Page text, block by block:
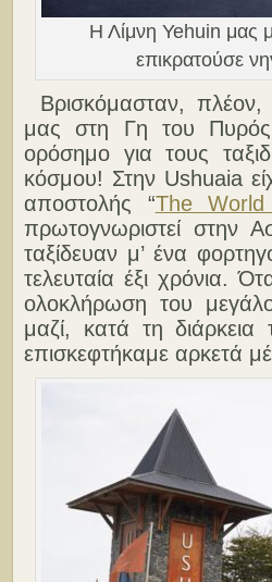
Η Λίμνη Yehuin μας
επικρατούσε
Βρισκόμασταν, πλέον,
μας στη Γη του
ορόσημο για τους
κόσμου! Στην Ushuaia
αποστολής “The
πρωτογνωριστεί στην
ταξίδευαν μ’ ένα
τελευταία έξι χρόνια.
ολοκλήρωση του
μαζί, κατά τη
επισκεφτήκαμε αρκετά